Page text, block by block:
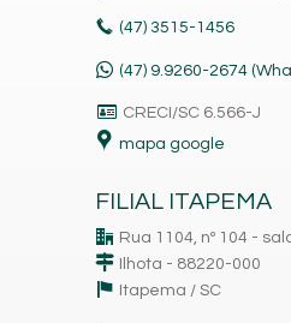
(47) 3515-1456
(47) 9.9260-2674
CRECI/SC 6.566-J
mapa google
FILIAL ITAPEMA
Rua 1104, nº 104 -
Ilhota - 88220-000
Itapema / SC